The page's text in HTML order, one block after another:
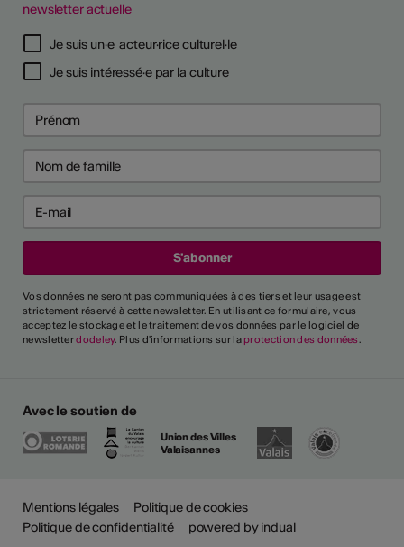
newsletter actuelle
Je suis un·e acteur·rice culturel·le
Je suis intéressé·e par la culture
Vos données ne seront pas communiquées à des tiers et leur usage est
strictement réservé à cette newsletter. En utilisant ce formulaire, vous
acceptez le stockage et le traitement de vos données par le logiciel de
newsletterdodeley. Plus d'informations sur la protection des données.
Avec le soutien de
Union des Villes
Valaisannes
Mentions légales
Politique de cookies
Politique de confidentialité
powered by indual